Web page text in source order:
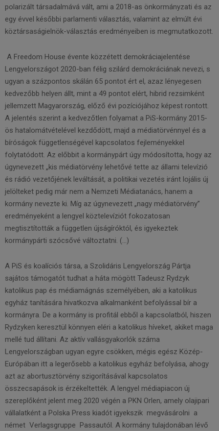
polarizált társadalmává vált, ami a 2018-as önkormányzati és az
egy évvel későbbi parlamenti választás, valamint az elmúlt évi
köztársaságielnök-választás eredményeiben is megmutatkozott.
A Freedom House évente közzétett demokráciajelentése
Lengyelországot 2020-ban félig szilárd demokráciának nevezi, s
ugyan a százpontos skálán 65 pontot ért el, azaz lényegesen
kedvezőbb helyen állt, mint a 49 pontot elért, hibrid rezsimként
jellemzett Magyarország, előző évi pozíciójához képest rontott.
A jelentés szerint a kedvezőtlen folyamat a PiS-kormány 2015-
ös hatalomátvételével kezdődött, majd a médiatörvénnyel és a
bíróságok függetlenségével kapcsolatos fejleményekkel
folytatódott. Az előbbit a kormánypárt úgy módosította, hogy az
úgynevezett „kis médiatörvény lehetővé tette az állami televízió
és rádió vezetőjének leváltását, a politikai vezetés iránt lojális új
jelölteket pedig már nem a Nemzeti Médiatanács, hanem a
kormány nevezte ki. Míg az úgynevezett „nagy médiatörvény”
eredményeként a lengyel köztelevíziót fokozatosan
megtisztították a független újságíróktól, és igyekeztek
kormánypárti szócsővé változtatni. (…)
A PiS és koalíciós társa, a Szolidáris Lengyelország Pártja
sajátos támogatót tudhat a háta mögött Tadeusz Rydzyk
katolikus pap és médiamágnás személyében, aki a katolikus
egyház tanítására hivatkozva alkalmanként befolyással bír a
kormányra. De a kormány is profitál ebből a kapcsolatból, hiszen
Rydzyken keresztül könnyen eléri a katolikus híveket, akiket maga
mellé tud állítani. Az aktív vallásgyakorlók száma
Lengyelországban ugyan egyre csökken, mégis egész Közép-
Európában itt a legerősebb a katolikus egyház befolyása, ahogy
azt az abortusztörvény szigorításával kapcsolatos
összecsapások is érzékeltették. A lengyel médiapiacon új
szereplőként jelent meg 2020 végén a PKN Orlen, amely olajipari
vállalatként a Polska Press kiadót igyekszik megvásárolni a
német Verlagsgruppe Passautól. A kormány tulajdonában lévő